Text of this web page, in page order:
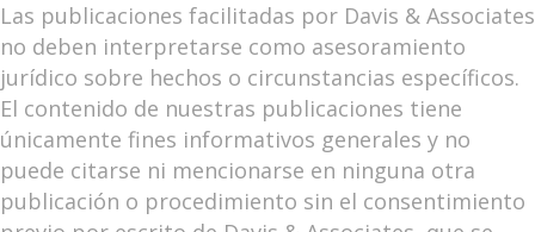
Las publicaciones facilitadas por Davis & Associates
no deben interpretarse como asesoramiento
jurídico sobre hechos o circunstancias específicos.
El contenido de nuestras publicaciones tiene
únicamente fines informativos generales y no
puede citarse ni mencionarse en ninguna otra
publicación o procedimiento sin el consentimiento